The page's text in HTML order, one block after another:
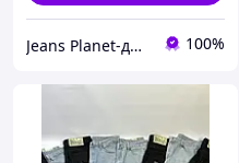
Jeans Planet-джинсовая одежда для всей семьи 100%